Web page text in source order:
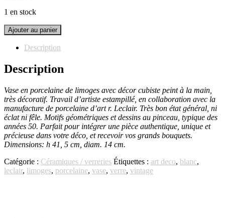
1 en stock
quantité
de
Vase
limoges
R.Leclair
Ajouter au panier
Description
Description
Vase en porcelaine de limoges avec décor cubiste peint à la main,
très décoratif. Travail d’artiste estampillé, en collaboration avec la
manufacture de porcelaine d’art r. Leclair. Très bon état général, ni
éclat ni fêle. Motifs géométriques et dessins au pinceau, typique des
années 50. Parfait pour intégrer une pièce authentique, unique et
précieuse dans votre déco, et recevoir vos grands bouquets.
Dimensions: h 41, 5 cm, diam. 14 cm.
Catégorie : Céramiques / verreries Étiquettes : art deco, blanc,
leclair, limoges, porcelaine, vase, verre, vintage